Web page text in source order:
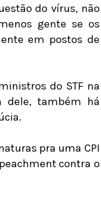
do vírus, não
gente se os
em postos de
do STF na
dele, também há
pra uma CPI
contra o